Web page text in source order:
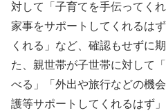
対して「子育てを手伝ってく
家事をサポートしてくれるは
くれる」など、確認もせずに
た、親世帯が子世帯に対して
べる」「外出や旅行などの機
護等サポートしてくれるはず